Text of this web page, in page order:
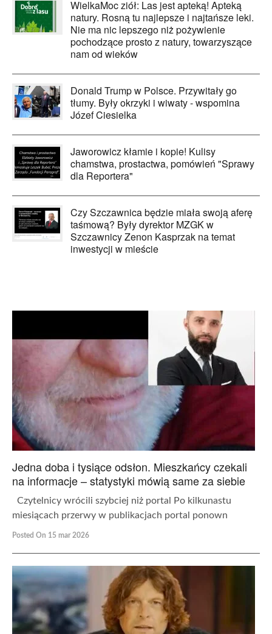
WielkaMoc ziół: Las jest apteką! Apteką
natury. Rosną tu najlepsze i najtańsze leki.
Nie ma nic lepszego niż pożywienie
pochodzące prosto z natury, towarzyszące
nam od wieków
Donald Trump w Polsce. Przywitały go
tłumy. Były okrzyki i wiwaty - wspomina
Józef Ciesielka
Jaworowicz kłamie i kopie! Kulisy
chamstwa, prostactwa, pomówień "Sprawy
dla Reportera"
Czy Szczawnica będzie miała swoją aferę
taśmową? Były dyrektor MZGK w
Szczawnicy Zenon Kasprzak na temat
inwestycji w mieście
Jedna doba i tysiące odsłon. Mieszkańcy czekali
na informacje – statystyki mówią same za siebie
Czytelnicy wrócili szybciej niż portal Po kilkunastu
miesiącach przerwy w publikacjach portal ponown
Posted On 15 mar 2026